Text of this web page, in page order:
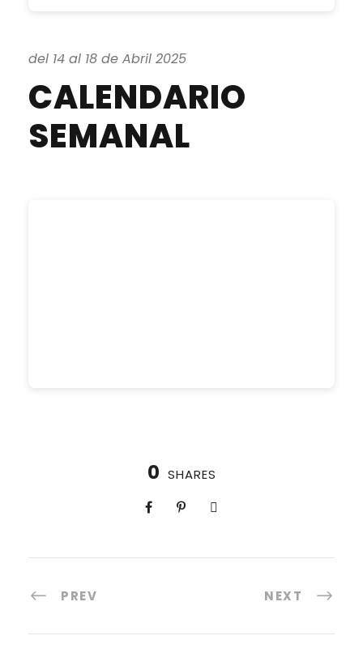
del 14 al 18 de Abril 2025
CALENDARIO
SEMANAL
0 SHARES
PREV NEXT